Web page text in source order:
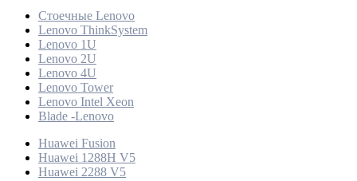
Стоечные Lenovo
Lenovo ThinkSystem
Lenovo 1U
Lenovo 2U
Lenovo 4U
Lenovo Tower
Lenovo Intel Xeon
Blade -Lenovo
Huawei Fusion
Huawei 1288H V5
Huawei 2288 V5